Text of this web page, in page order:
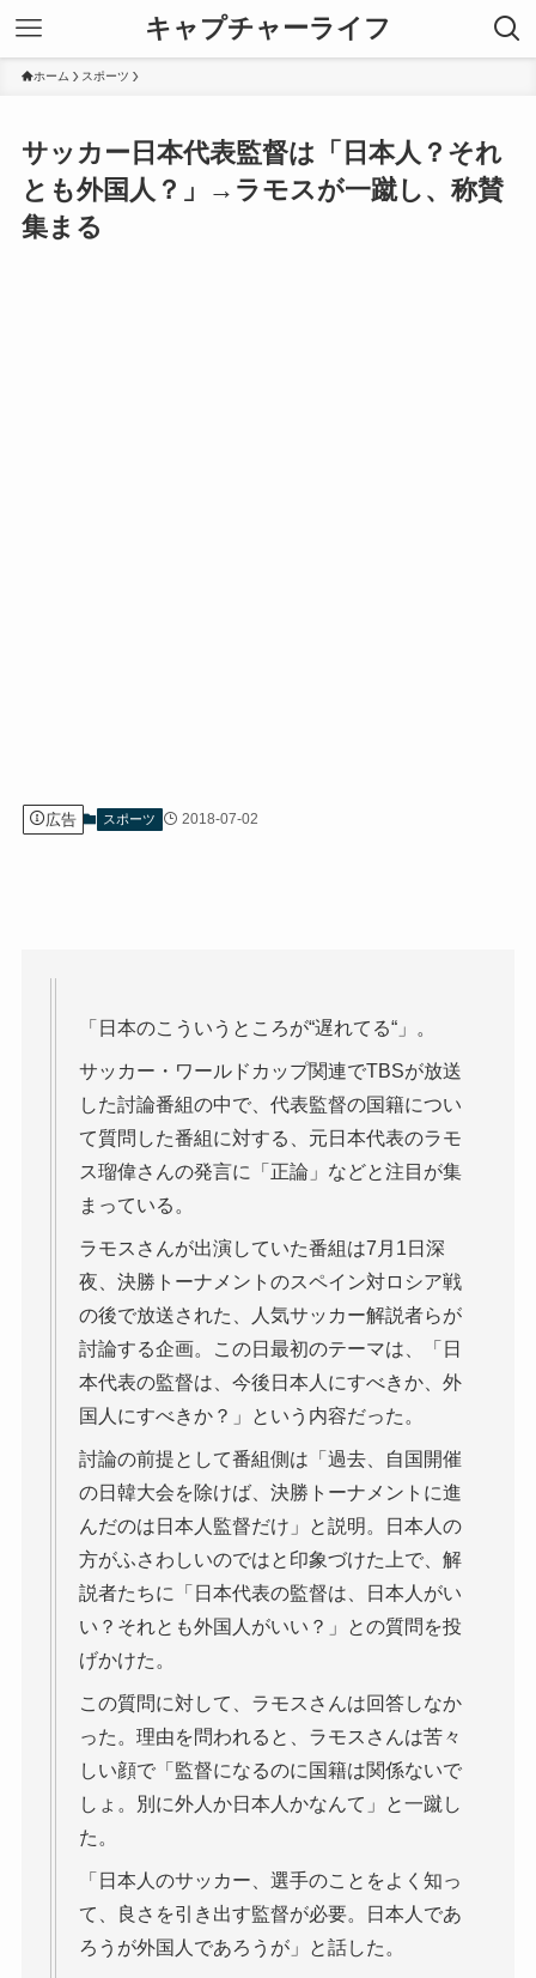
キャプチャーライフ
ホーム スポーツ
サッカー日本代表監督は「日本人？それ
とも外国人？」→ラモスが一蹴し、称賛
集まる
広告 スポーツ 2018-07-02
「日本のこういうところが“遅れてる“」。
サッカー・ワールドカップ関連でTBSが放送
した討論番組の中で、代表監督の国籍につい
て質問した番組に対する、元日本代表のラモ
ス瑠偉さんの発言に「正論」などと注目が集
まっている。
ラモスさんが出演していた番組は7月1日深
夜、決勝トーナメントのスペイン対ロシア戦
の後で放送された、人気サッカー解説者らが
討論する企画。この日最初のテーマは、「日
本代表の監督は、今後日本人にすべきか、外
国人にすべきか？」という内容だった。
討論の前提として番組側は「過去、自国開催
の日韓大会を除けば、決勝トーナメントに進
んだのは日本人監督だけ」と説明。日本人の
方がふさわしいのではと印象づけた上で、解
説者たちに「日本代表の監督は、日本人がい
い？それとも外国人がいい？」との質問を投
げかけた。
この質問に対して、ラモスさんは回答しなか
った。理由を問われると、ラモスさんは苦々
しい顔で「監督になるのに国籍は関係ないで
しょ。別に外人か日本人かなんて」と一蹴し
た。
「日本人のサッカー、選手のことをよく知っ
て、良さを引き出す監督が必要。日本人であ
ろうが外国人であろうが」と話した。